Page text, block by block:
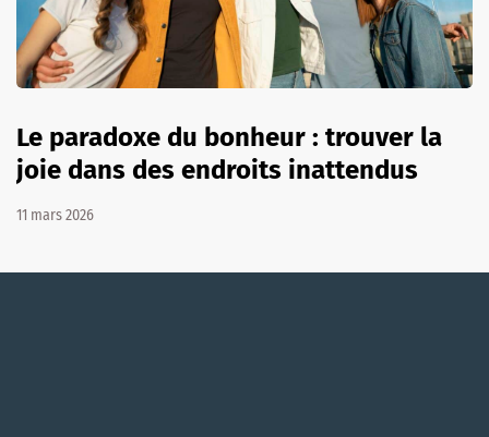
Le paradoxe du bonheur : trouver la
joie dans des endroits inattendus
11 mars 2026